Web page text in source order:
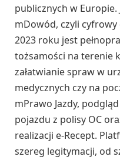
publicznych w
mDowód, czyli
2023 roku jest
tożsamości na terenie
załatwianie spraw w
medycznych czy na
mPrawo Jazdy,
pojazdu z polisy OC
realizacji e-Recept.
szereg legitymacji, od